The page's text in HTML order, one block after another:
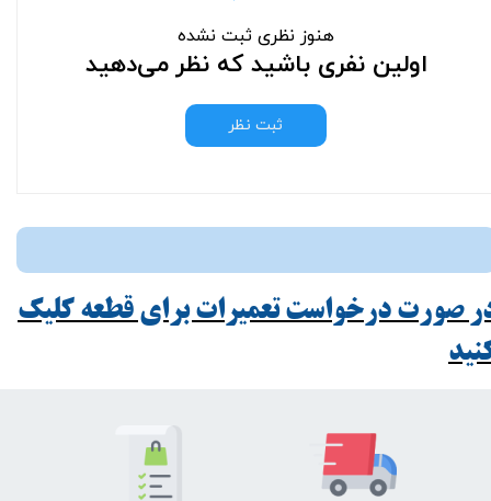
هنوز نظری ثبت نشده
اولین نفری باشید که نظر می‌دهید
ثبت نظر
صورت درخواست تعمیرات برای قطعه کلیک